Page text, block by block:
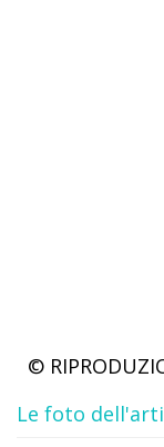
©
Le foto